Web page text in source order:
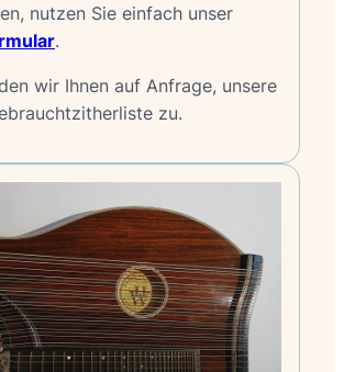
nutzen Sie einfach unser
.
wir Ihnen auf Anfrage, unsere
zu.